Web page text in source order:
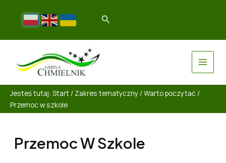
Jesteś tutaj: Start / Zakres tematyczny /Warto poczytać /
Przemoc w szkole
Przemoc W Szkole